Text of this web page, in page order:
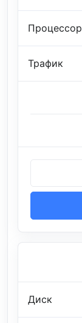
Процессор
Трафик
Диск